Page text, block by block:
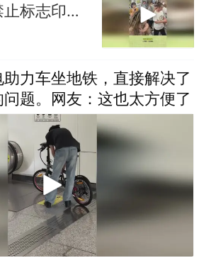
止标志印不
力车坐地铁，直接解决了
题。网友：这也太方便了